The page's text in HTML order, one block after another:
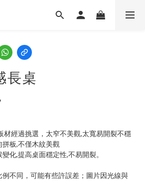
長桌
材經過挑選，太窄不美觀,太寬易開裂不穩
板,不僅木紋美觀
化,提高桌面穩定性,不易開裂。
不同，可能有些許誤差；圖片因光線與